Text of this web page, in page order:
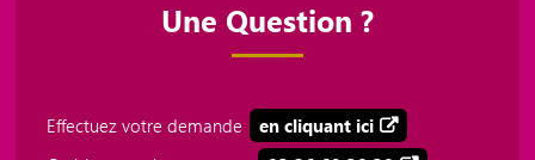
Une Question ?
Effectuez votre demande
en cliquant ici